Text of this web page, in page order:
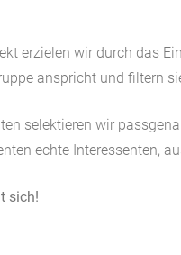
erzielen wir durch das
anspricht und filtern
selektieren wir
echte Interessenten,
sich!